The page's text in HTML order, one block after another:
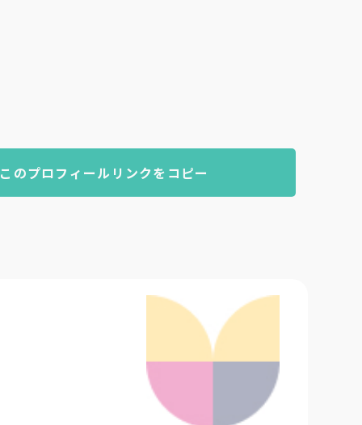
このプロフィールリンクをコピー